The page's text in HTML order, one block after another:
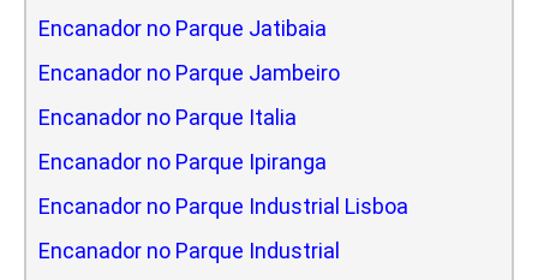
Encanador no Parque Jatibaia
Encanador no Parque Jambeiro
Encanador no Parque Italia
Encanador no Parque Ipiranga
Encanador no Parque Industrial Lisboa
Encanador no Parque Industrial